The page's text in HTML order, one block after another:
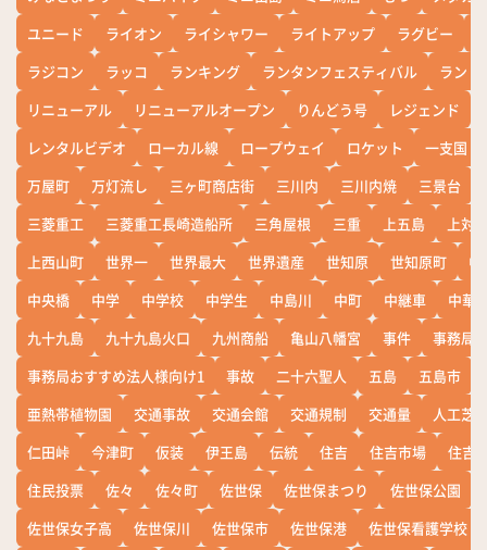
ユニード
ライオン ライシャワー ライトアップ ラグビー
ラジコン
ラッコ ランキング ランタンフェスティバル
ランド
リニューアル
リニューアルオープン りんどう号 レジェンド
レンタルビデオ
ローカル線 ロープウェイ ロケット
一支国
万屋町
万灯流し 三ヶ町商店街 三川内 三川内焼 三景台
三菱重工
三菱重工長崎造船所 三角屋根 三重 上五島
上対
上西山町
世界一 世界最大 世界遺産 世知原 世知原町
中
中央橋
中学 中学校 中学生 中島川 中町 中継車
中華
九十九島
九十九島火口 九州商船 亀山八幡宮 事件
事務局
事務局おすすめ法人様向け1
事故 二十六聖人 五島 五島市
亜熱帯植物園
交通事故 交通会館 交通規制 交通量
人工芝
仁田峠
今津町 仮装 伊王島 伝統 住吉 住吉市場
住吉
住民投票
佐々 佐々町 佐世保 佐世保まつり 佐世保公園
佐世保女子高
佐世保川 佐世保市 佐世保港
佐世保看護学校